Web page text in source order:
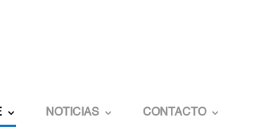
NOTICIAS CONTACTO